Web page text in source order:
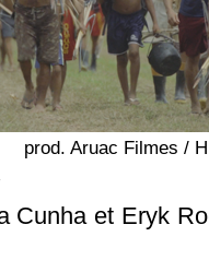
prod. Aruac Filmes /
Cunha et